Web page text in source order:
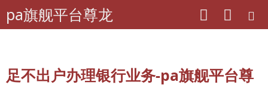
pa旗舰平台尊龙
pa旗舰平台尊龙 理财 数字化生活
足不出户办理银行业务-pa旗舰平台尊